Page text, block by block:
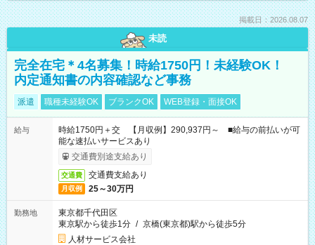
掲載日：2026.08.07
未読
完全在宅＊4名募集！時給1750円！未経験OK！
内定通知書の内容確認など事務
派遣 職種未経験OK ブランクOK WEB登録・面接OK
給与
時給1750円＋交 【月収例】290,937円～ ■給与の前払いが可
能な速払いサービスあり
交通費別途支給あり
交通費 交通費支給あり
月収例 25～30万円
勤務地
東京都千代田区
東京駅から徒歩1分 / 京橋(東京都)駅から徒歩5分
人材サービス会社